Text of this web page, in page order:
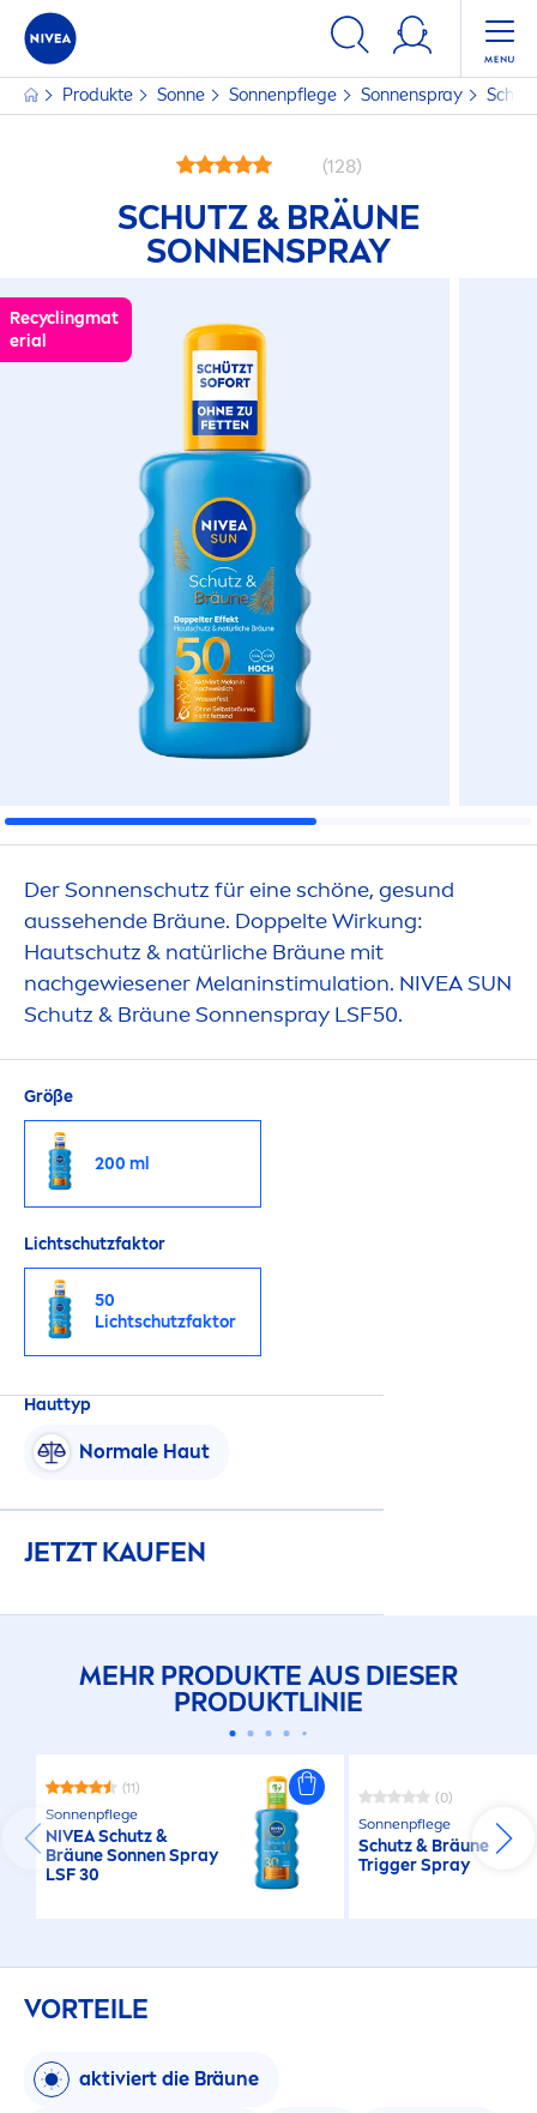
Produkte Sonne Sonnenpflege Sonnenspray
(128)
SCHUTZ & BRÄUNE
SONNENSPRAY
Recyclingmat
erial
Der Sonnenschutz für eine schöne, gesund
aussehende Bräune. Doppelte Wirkung:
Hautschutz & natürliche Bräune mit
nachgewiesener Melaninstimulation. NIVEASUN
Schutz & Bräune Sonnenspray LSF50.
Größe
200 ml
Lichtschutzfaktor
50
Lichtschutzfaktor
Hauttyp
Normale Haut
JETZT KAUFEN
MEHR PRODUKTE AUS DIESER
PRODUKTLINIE
(11)
Sonnenpflege
NIVEASchutz &
Bräune Sonnen Spray
LSF 30
(0)
Sonnenpflege
Schutz & Bräune
Trigger Spray
VORTEILE
aktiviert die Bräune